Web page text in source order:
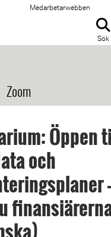
Medarbetarwebben
Sök
Zoom
Öppen
och